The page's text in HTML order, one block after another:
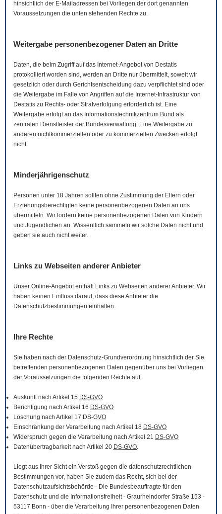
hinsichtlich der E-Mail adressen bei Vorliegen der dort genannten
Voraussetzungen die unten stehenden Rechte zu.
Weitergabe personenbezogener Daten an Dritte
Daten, die beim Zugriff auf das Internet-Angebot von Destatis
protokolliert worden sind, werden an Dritte nur übermittelt, soweit wir
gesetzlich oder durch Gerichtsentscheidung dazu verpflichtet sind oder
die Weitergabe im Falle von Angriffen auf die Internet-Infrastruktur von
Destatis zu Rechts- oder Strafverfolgung erforderlich ist. Eine
Weitergabe erfolgt an das Informationstechnikzentrum Bund als
zentralen Dienstleister der Bundesverwaltung. Eine Weitergabe zu
anderen nichtkommerziellen oder zu kommerziellen Zwecken erfolgt
nicht.
Minderjährigenschutz
Personen unter 18 Jahren sollten ohne Zustimmung der Eltern oder
Erziehungsberechtigten keine personenbezogenen Daten an uns
übermitteln. Wir fordern keine personenbezogenen Daten von Kindern
und Jugendlichen an. Wissentlich sammeln wir solche Daten nicht und
geben sie auch nicht weiter.
Links zu Webseiten anderer Anbieter
Unser Online-Angebot enthält Links zu Webseiten anderer Anbieter. Wir
haben keinen Einfluss darauf, dass diese Anbieter die
Datenschutzbestimmungen einhalten.
Ihre Rechte
Sie haben nach der Datenschutz-Grundverordnung hinsichtlich der Sie
betreffenden personenbezogenen Daten gegenüber uns bei Vorliegen
der Voraussetzungen die folgenden Rechte auf:
Auskunft nach Artikel 15 DS-GVO
Berichtigung nach Artikel 16 DS-GVO
Löschung nach Artikel 17 DS-GVO
Einschränkung der Verarbeitung nach Artikel 18 DS-GVO
Widerspruch gegen die Verarbeitung nach Artikel 21 DS-GVO
Datenübertragbarkeit nach Artikel 20 DS-GVO.
Liegt aus Ihrer Sicht ein Verstoß gegen die datenschutzrechtlichen
Bestimmungen vor, haben Sie zudem das Recht, sich bei der
Datenschutzaufsichtsbehörde - Die Bundesbeauftragte für den
Datenschutz und die Informationsfreiheit - Graurheindorfer Straße 153 -
53117 Bonn - über die Verarbeitung Ihrer personenbezogenen Daten